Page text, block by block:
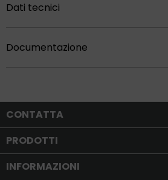
Dati tecnici
Documentazione
CONTATTA
PRODOTTI
INFORMAZIONI